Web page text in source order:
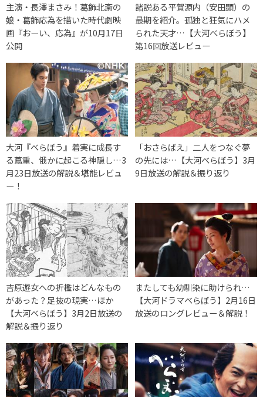
主演・長澤まさみ！葛飾北斎の
娘・葛飾応為を描いた時代劇映
画『おーい、応為』が10月17日
公開
諸説ある平賀源内（安田顕）の
最期を紹介。孤独と狂気にハメ
られた天才…【大河べらぼう】
第16回放送レビュー
大河『べらぼう』着実に成長す
る蔦重、俄かに起こる神隠し…3
月23日放送の解説＆堪能レビュ
ー！
「おさらばえ」二人をつなぐ夢
の先には…【大河べらぼう】3月
9日放送の解説＆振り返り
吉原遊女への折檻はどんなもの
があった？足抜の現実…ほか
【大河べらぼう】3月2日放送の
解説＆振り返り
またしても幼馴染に助けられ…
【大河ドラマべらぼう】2月16日
放送のロングレビュー＆解説！